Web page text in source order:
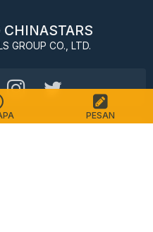
GROUP CO., LTD.
PESAN